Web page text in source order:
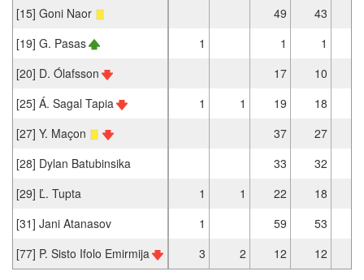
[15] Goni Naor 49 43
[19] G. Pasas
1 1
1
[20] D. Ólafsson
17
10
[25] Á. Sagal Tapia
1 1 19
18
[27] Y. Maçon
37
27
[28] Dylan Batubinsika
33
32
[29] Ľ. Tupta
1 1 22 18
[31] Jani Atanasov
1 59 53
[77] P. Sisto Ifolo Emirmija
3 2 12 12